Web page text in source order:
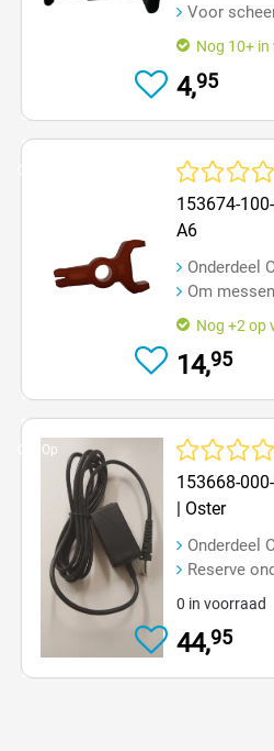
Voor
Nog 10+
4,95
Op=Op
153674-
A6
Onderdeel
Om
Nog +2 op
14,95
Op=Op
153668-
| Oster
Onderdeel
Reserve
0 in voorraad
44,95